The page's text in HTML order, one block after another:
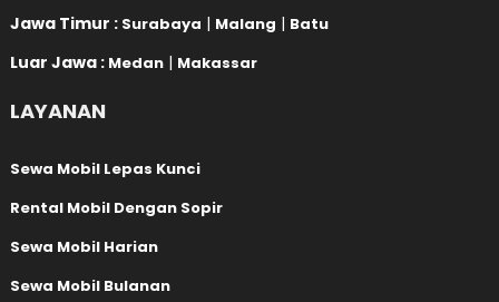
Jawa Timur : Surabaya | Malang | Batu
Luar Jawa : Medan | Makassar
LAYANAN
Sewa Mobil Lepas Kunci
Rental Mobil Dengan Sopir
Sewa Mobil Harian
Sewa Mobil Bulanan